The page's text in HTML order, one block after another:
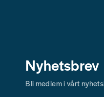
Nyhetsbrev
Bli medlem i vårt